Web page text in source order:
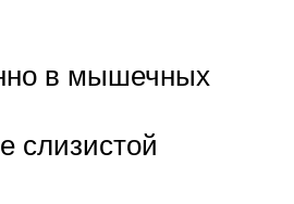
в мышечных
слизистой